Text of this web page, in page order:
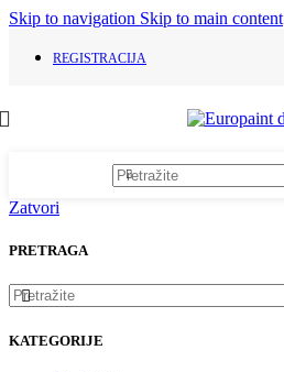
Skip to navigation Skip to main content
REGISTRACIJA
Zatvori
PRETRAGA
KATEGORIJE